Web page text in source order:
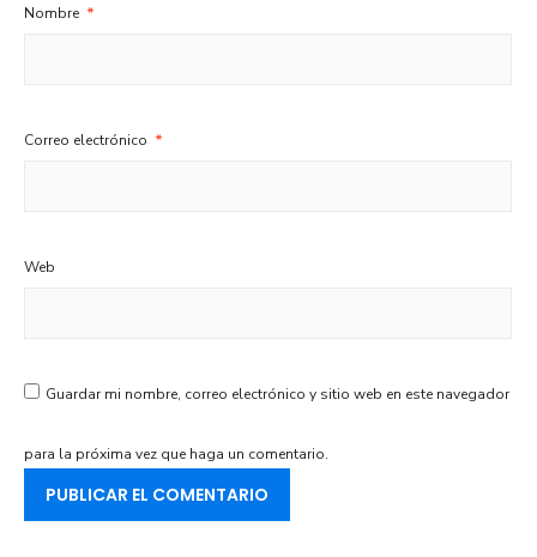
Nombre *
Correo electrónico *
Web
Guardar mi nombre, correo electrónico y sitio web en este navegador
para la próxima vez que haga un comentario.